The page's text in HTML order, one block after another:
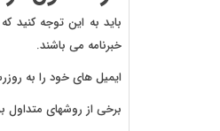
باید به این توجه کنید
خبرنامه می باشند.
ایمیل های خود را به
برخی از روشهای متداول